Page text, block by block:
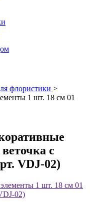
флористики >
1 шт. 18 см 01
с
VDJ-02)